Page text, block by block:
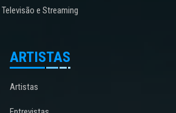
Televisão e Streaming
ARTISTAS
Artistas